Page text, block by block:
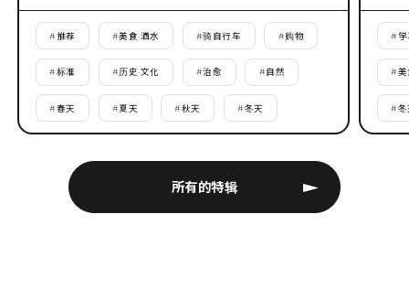
所有的特辑
#推荐 #美食·酒水 #骑自行车 #购物
#标准 #历史·文化 #治愈 #自然
#春天 #夏天 #秋天 #冬天
# 学
#美
#冬